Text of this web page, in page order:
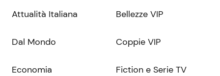
Attualità Italiana
Dal Mondo
Economia
Bellezze VIP
Coppie VIP
Fiction e Serie TV